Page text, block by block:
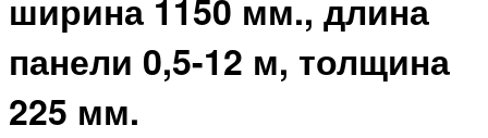
ширина 1150 мм., длина
панели 0,5-12 м, толщина
225 мм.